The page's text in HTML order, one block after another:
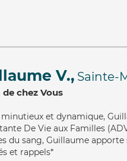
V., Sainte-
chez Vous
minutieux et dynamique,
De Vie aux Familles
du sang, Guillaume
et rappels*